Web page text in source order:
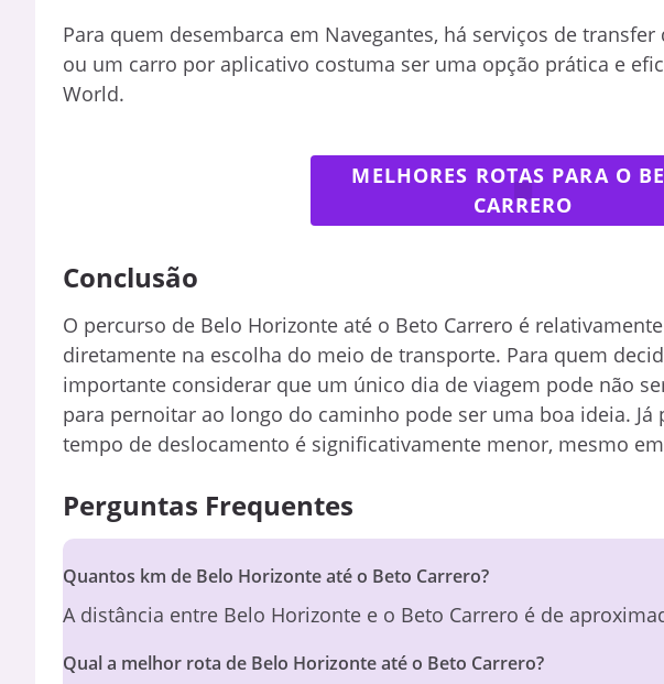
Para quem desembarca em Navegantes, há serviços de
ou um carro por aplicativo costuma ser uma opção prática e
World.
MELHORES ROTAS PARA O
CARRERO
Conclusão
O percurso de Belo Horizonte até o Beto Carrero é
diretamente na escolha do meio de transporte. Para quem
importante considerar que um único dia de viagem pode não
para pernoitar ao longo do caminho pode ser uma boa ideia. Já
tempo de deslocamento é significativamente menor, mesmo
Perguntas Frequentes
Quantos km de Belo Horizonte até o Beto Carrero?
A distância entre Belo Horizonte e o Beto Carrero é de
Qual a melhor rota de Belo Horizonte até o Beto Carrero?